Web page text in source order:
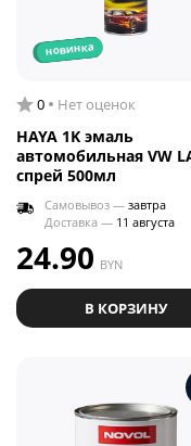
новинка
0 Нет оценок
HAYA 1K эмаль
автомобильная VW
спрей 500мл
Самовывоз — завтра
Доставка — 11 августа
24.90 BYN
В КОРЗИНУ